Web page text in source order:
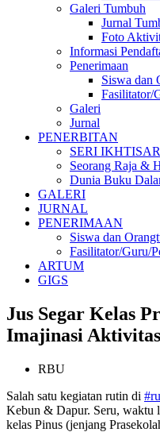
Galeri Tumbuh
Jurnal
Foto
Informasi
Penerimaan
Siswa dan
Fasilitator/
Galeri
Jurnal
PENERBITAN
SERI
Seorang Raja &
Dunia Buku
GALERI
JURNAL
PENERIMAAN
Siswa dan
Fasilitator/Guru/
ARTUM
GIGS
Jus Segar Kelas
Imajinasi
RBU
Salah satu kegiatan rutin di
Kebun & Dapur. Seru, waktu
kelas Pinus (jenjang